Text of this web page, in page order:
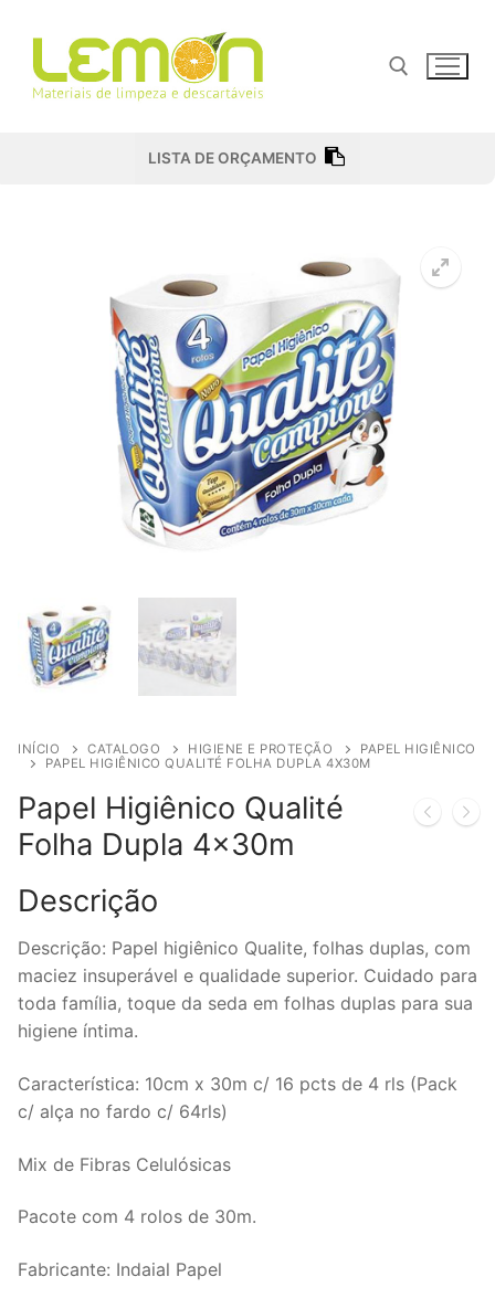
para
conteúdo
Pesquisar por:
LISTA DE ORÇAMENTO
INÍCIO CATALOGO HIGIENE E PROTEÇÃO
PAPEL HIGIÊNICO
PAPEL HIGIÊNICO QUALITÉ FOLHA DUPLA 4X30M
Papel Higiênico Qualité
Folha Dupla 4x30m
Descrição
Descrição: Papel higiênico Qualite, folhas duplas, com
maciez insuperável e qualidade superior. Cuidado para
toda família, toque da seda em folhas duplas para sua
higiene íntima.
Característica: 10cm x 30m c/ 16 pcts de 4 rls (Pack
c/ alça no fardo c/ 64rls)
Mix de Fibras Celulósicas
Pacote com 4 rolos de 30m.
Fabricante: Indaial Papel